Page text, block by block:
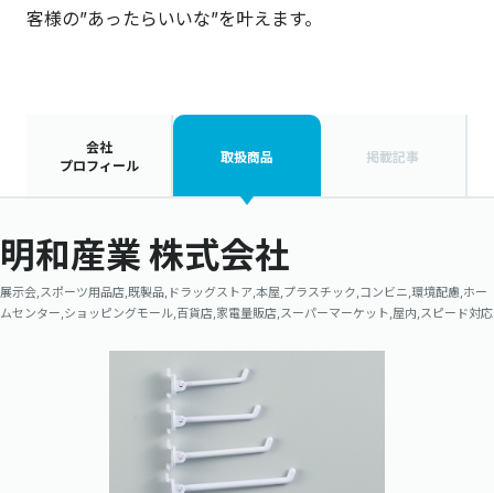
客様の”あったらいいな”を叶えます。
会社
プロフィール
取扱商品 掲載記事
明和産業 株式会社
展示会,スポーツ用品店,既製品,ドラッグストア,本屋,プラスチック,コンビニ,環境配慮,ホー
ムセンター,ショッピングモール,百貨店,家電量販店,スーパーマーケット,屋内,スピード対応